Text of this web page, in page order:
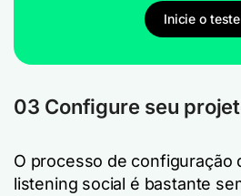
Inicie o
03 Configure seu
O processo de configuração
listening social é bastante